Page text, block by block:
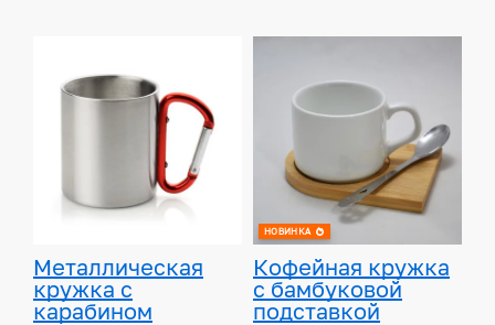
Металлическая
кружка с
карабином
НОВИНКА
Кофейная кружка
с бамбуковой
подставкой